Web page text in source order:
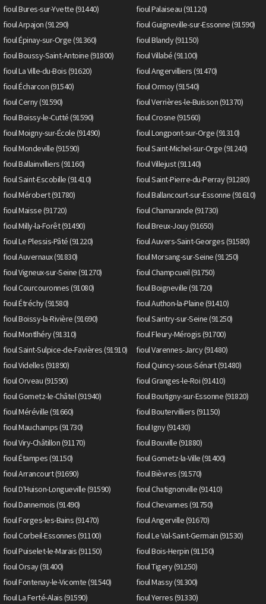
fioul Bures-sur-Yvette (91440)
fioul Palaiseau (91120)
fioul Arpajon (91290)
fioul Guigneville-sur-Essonne (91590)
fioul Épinay-sur-Orge (91360)
fioul Blandy (91150)
fioul Boussy-Saint-Antoine (91800)
fioul Villabé (91100)
fioul La Ville-du-Bois (91620)
fioul Angervilliers (91470)
fioul Écharcon (91540)
fioul Ormoy (91540)
fioul Cerny (91590)
fioul Verrières-le-Buisson (91370)
fioul Boissy-le-Cutté (91590)
fioul Crosne (91560)
fioul Moigny-sur-École (91490)
fioul Longpont-sur-Orge (91310)
fioul Mondeville (91590)
fioul Saint-Michel-sur-Orge (91240)
fioul Ballainvilliers (91160)
fioul Villejust (91140)
fioul Saint-Escobille (91410)
fioul Saint-Pierre-du-Perray (91280)
fioul Mérobert (91780)
fioul Ballancourt-sur-Essonne (91610)
fioul Maisse (91720)
fioul Chamarande (91730)
fioul Milly-la-Forêt (91490)
fioul Breux-Jouy (91650)
fioul Le Plessis-Pâté (91220)
fioul Auvers-Saint-Georges (91580)
fioul Auvernaux (91830)
fioul Morsang-sur-Seine (91250)
fioul Vigneux-sur-Seine (91270)
fioul Champcueil (91750)
fioul Courcouronnes (91080)
fioul Boigneville (91720)
fioul Étréchy (91580)
fioul Authon-la-Plaine (91410)
fioul Boissy-la-Rivière (91690)
fioul Saintry-sur-Seine (91250)
fioul Montlhéry (91310)
fioul Fleury-Mérogis (91700)
fioul Saint-Sulpice-de-Favières (91910)
fioul Varennes-Jarcy (91480)
fioul Videlles (91890)
fioul Quincy-sous-Sénart (91480)
fioul Orveau (91590)
fioul Granges-le-Roi (91410)
fioul Gometz-le-Châtel (91940)
fioul Boutigny-sur-Essonne (91820)
fioul Méréville (91660)
fioul Boutervilliers (91150)
fioul Mauchamps (91730)
fioul Igny (91430)
fioul Viry-Châtillon (91170)
fioul Bouville (91880)
fioul Étampes (91150)
fioul Gometz-la-Ville (91400)
fioul Arrancourt (91690)
fioul Bièvres (91570)
fioul D'Huison-Longueville (91590)
fioul Chatignonville (91410)
fioul Dannemois (91490)
fioul Chevannes (91750)
fioul Forges-les-Bains (91470)
fioul Angerville (91670)
fioul Corbeil-Essonnes (91100)
fioul Le Val-Saint-Germain (91530)
fioul Puiselet-le-Marais (91150)
fioul Bois-Herpin (91150)
fioul Orsay (91400)
fioul Tigery (91250)
fioul Fontenay-le-Vicomte (91540)
fioul Massy (91300)
fioul La Ferté-Alais (91590)
fioul Yerres (91330)